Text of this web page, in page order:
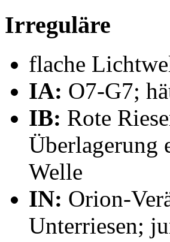
Irreguläre
flache
IA: O7-G7;
IB: Rote
Überlagerung
Welle
IN: Orion-
Unterriesen;